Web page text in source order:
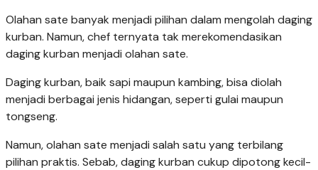
Olahan sate banyak menjadi pilihan dalam mengolah daging
kurban. Namun, chef ternyata tak merekomendasikan
daging kurban menjadi olahan sate.
Daging kurban, baik sapi maupun kambing, bisa diolah
menjadi berbagai jenis hidangan, seperti gulai maupun
tongseng.
Namun, olahan sate menjadi salah satu yang terbilang
pilihan praktis. Sebab, daging kurban cukup dipotong kecil-